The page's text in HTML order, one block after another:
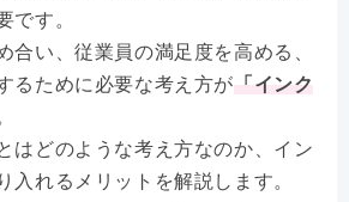
です。
合い、従業員の満足度を高める、
るために必要な考え方が 「インク
はどのような考え方なのか、イン
入れるメリットを解説します。